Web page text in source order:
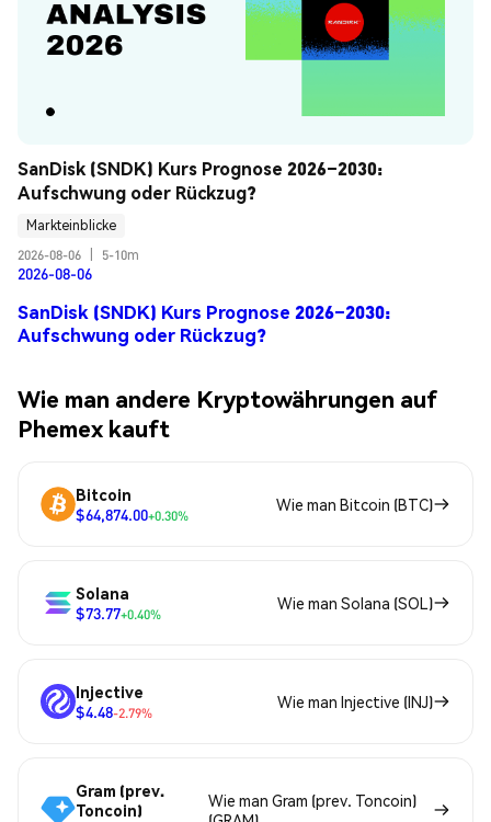
SanDisk (SNDK) Kurs Prognose 2026–2030:
Aufschwung oder Rückzug?
Markteinblicke
2026-08-06
5-10m
2026-08-06
SanDisk (SNDK) Kurs Prognose 2026–2030:
Aufschwung oder Rückzug?
Wie man andere Kryptowährungen auf
Phemex kauft
Bitcoin
$64,874.00+0.30%
Wie man Bitcoin (BTC)
Solana
$73.77+0.40%
Wie man Solana (SOL)
Injective
$4.48-2.79%
Wie man Injective (INJ)
Gram (prev.
Toncoin)
Wie man Gram (prev. Toncoin)